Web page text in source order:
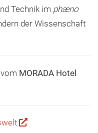
Technik im phæno
der Wissenschaft
vom MORADA Hotel